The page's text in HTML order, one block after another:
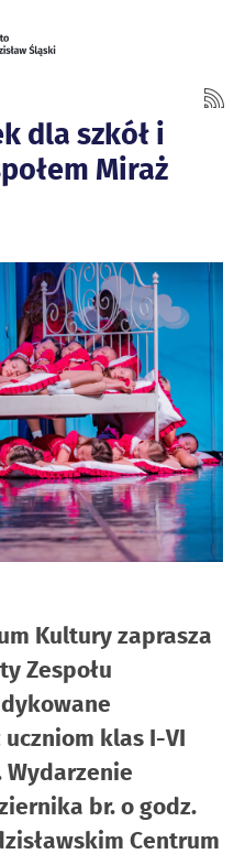
dla szkół i
Miraż
Kultury zaprasza
Zespołu
klas I-VI
Wydarzenie
br. o godz.
Centrum